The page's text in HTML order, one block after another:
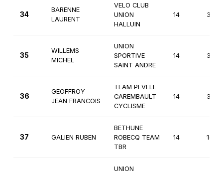
34
BARENNE
LAURENT
VELO CLUB
UNION
HALLUIN
14
35
WILLEMS
MICHEL
UNION
SPORTIVE
SAINT ANDRE
14
36
GEOFFROY
JEAN FRANCOIS
TEAM PEVELE
CAREMBAULT
CYCLISME
14
37 GALIEN RUBEN
BETHUNE
ROBECQ TEAM
TBR
14 1ère
UNION